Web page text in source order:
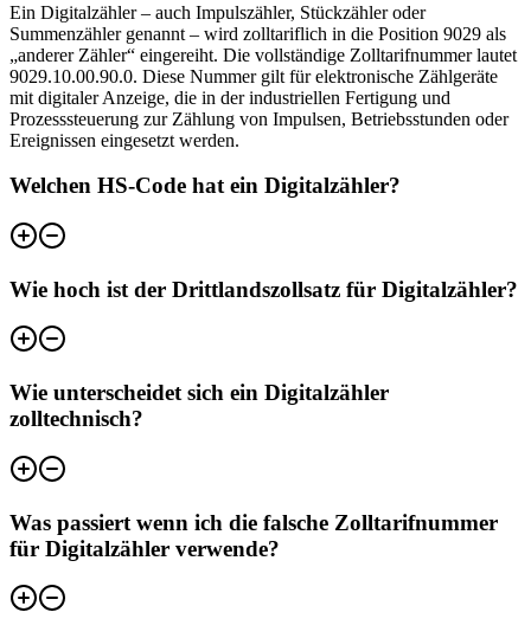
Ein Digitalzähler – auch Impulszähler, Stückzähler oder
Summenzähler genannt – wird zolltariflich in die Position 9029 als
„anderer Zähler“ eingereiht. Die vollständige Zolltarifnummer lautet
9029.10.00.90.0. Diese Nummer gilt für elektronische Zählgeräte
mit digitaler Anzeige, die in der industriellen Fertigung und
Prozesssteuerung zur Zählung von Impulsen, Betriebsstunden oder
Ereignissen eingesetzt werden.
Welchen HS-Code hat ein Digitalzähler?
Wie hoch ist der Drittlandszollsatz für Digitalzähler?
Wie unterscheidet sich ein Digitalzähler
zolltechnisch?
Was passiert wenn ich die falsche Zolltarifnummer
für Digitalzähler verwende?